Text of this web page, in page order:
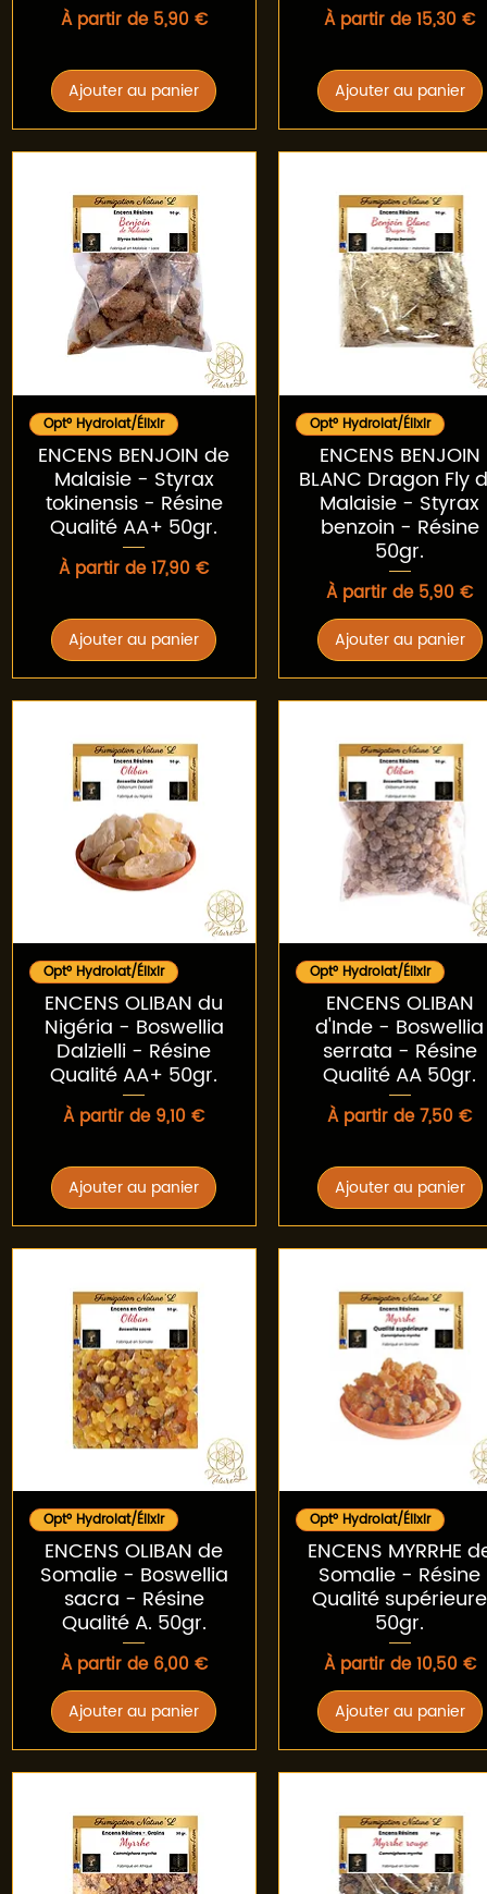
À partir de 5,90 €
Prix promotionnel
Ajouter au panier
À partir de15,30 €
Prix promotionnel
Ajouter au panier
Aperçu rapide
Opt° Hydrolat/Élixir
ENCENS BENJOIN de
Malaisie - Styrax
tokinensis - Résine
Qualité AA+ 50gr.
À partir de17,90 €
Prix promotionnel
Ajouter au panier
Aperçu rapide
Opt° Hydrolat/Élixir
ENCENS BENJOIN
BLANC Dragon Fly
Malaisie - Styrax
benzoin - Résine
50gr.
À partir de 5,90 €
Prix promotionnel
Ajouter au panier
Aperçu rapide
Opt° Hydrolat/Élixir
ENCENS OLIBAN du
Nigéria - Boswellia
Dalzielli - Résine
Qualité AA+ 50gr.
À partir de 9,10 €
Prix promotionnel
Ajouter au panier
Aperçu rapide
Opt° Hydrolat/Élixir
ENCENS OLIBAN
d'Inde - Boswellia
serrata - Résine
Qualité AA 50gr.
À partir de7,50 €
Prix promotionnel
Ajouter au panier
Aperçu rapide
Opt° Hydrolat/Élixir
ENCENS OLIBAN de
Somalie - Boswellia
sacra - Résine
Qualité A. 50gr.
À partir de 6,00 €
Prix promotionnel
Ajouter au panier
Aperçu rapide
Opt° Hydrolat/Élixir
ENCENS MYRRHE
Somalie - Résine
Qualité supérieure
50gr.
À partir de10,50 €
Prix promotionnel
Ajouter au panier